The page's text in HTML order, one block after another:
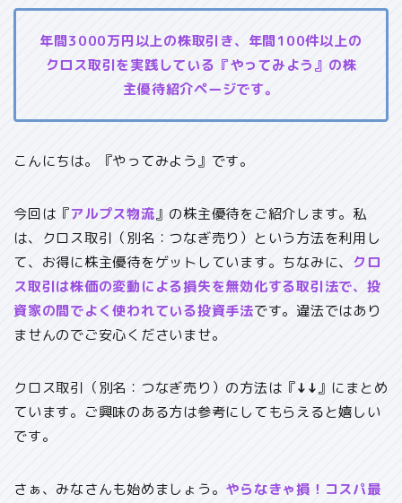
年間3000万円以上の株取引き、年間100件以上の
クロス取引を実践している『やってみよう』の株
主優待紹介ページです。
こんにちは。『やってみよう』です。
今回は『アルプス物流』の株主優待をご紹介します。私
は、クロス取引（別名：つなぎ売り）という方法を利用し
て、お得に株主優待をゲットしています。ちなみに、 クロ
ス取引は株価の変動による損失を無効化する取引法で、投
資家の間でよく使われている投資手法です。違法ではあり
ませんのでご安心くださいませ。
クロス取引（別名：つなぎ売り）の方法は『↓↓』にまとめ
ています。ご興味のある方は参考にしてもらえると嬉しい
です。
さぁ、みなさんも始めましょう。 やらなきゃ損！コスパ最